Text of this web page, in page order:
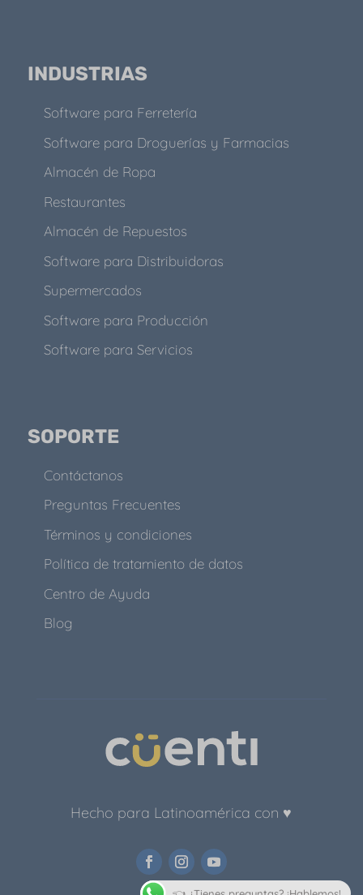
INDUSTRIAS
Software para Ferretería
Software para Droguerías y Farmacias
Almacén de Ropa
Restaurantes
Almacén de Repuestos
Software para Distribuidoras
Supermercados
Software para Producción
Software para Servicios
SOPORTE
Contáctanos
Preguntas Frecuentes
Términos y condiciones
Política de tratamiento de datos
Centro de Ayuda
Blog
Hecho para Latinoamérica con ♥